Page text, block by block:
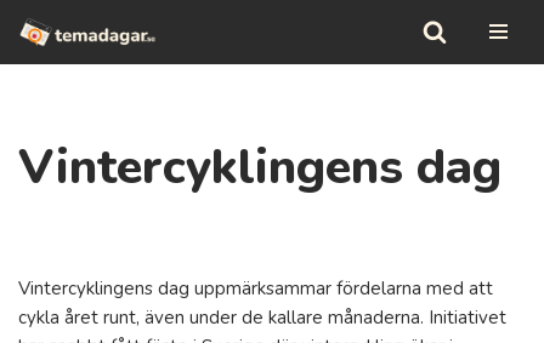
Hoppa
Vintercyklingens dag
Vintercyklingens dag uppmärksammar fördelarna med att
cykla året runt, även under de kallare månaderna. Initiativet